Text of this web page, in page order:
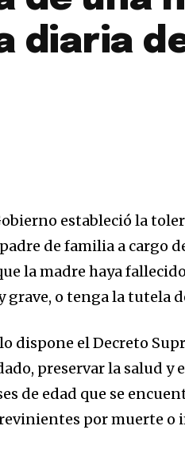
diaria
estableció la
de familia a cargo
la madre haya
grave, o tenga la tutela
dispone el Decreto
preservar la salud y
de edad que se
por muerte o